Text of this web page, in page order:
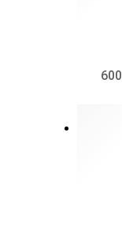
600